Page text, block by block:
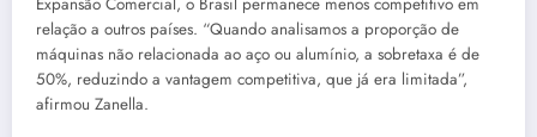
relação a outros países. “Quando analisamos a proporção de
máquinas não relacionada ao aço ou alumínio, a sobretaxa é de
50%, reduzindo a vantagem competitiva, que já era limitada”,
afirmou Zanella.